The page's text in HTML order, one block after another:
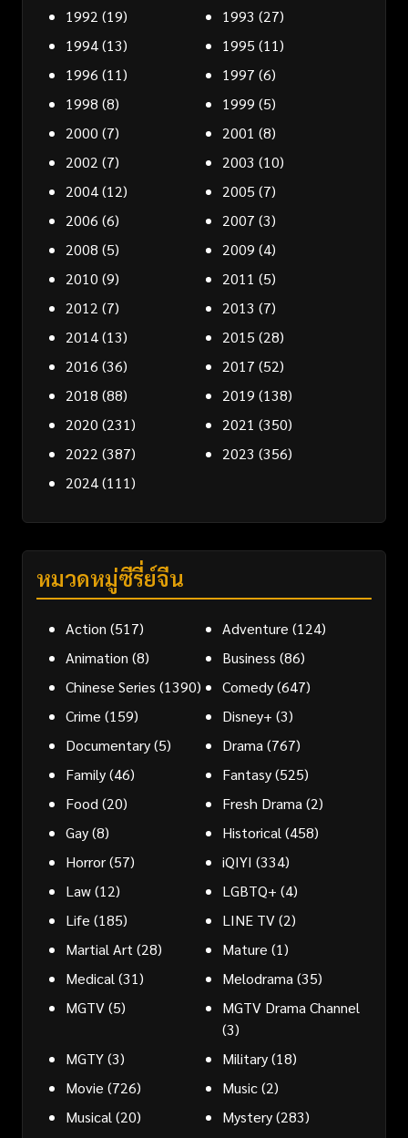
1992 (19) 1993 (27)
1994(13) 1995 (11)
1996 (11) 1997 (6)
1998 (8) 1999 (5)
2000 (7) 2001 (8)
2002 (7) 2003 (10)
2004(12) 2005 (7)
2006 (6) 2007 (3)
2008 (5) 2009 (4)
2010 (9) 2011 (5)
2012 (7) 2013 (7)
2014(13) 2015 (28)
2016 (36) 2017 (52)
2018 (88) 2019 (138)
2020 (231) 2021 (350)
2022 (387) 2023 (356)
2024(111)
หมวดหมู่ซีรี่ย์จีน
Action (517) Adventure (124)
Animation (8) Business (86)
Chinese Series (1390) Comedy(647)
Crime (159) Disney+ (3)
Documentary(5) Drama (767)
Family(46) Fantasy(525)
Food (20) Fresh Drama (2)
Gay(8) Historical (458)
Horror(57) iQIYI (334)
Law(12) LGBTQ+ (4)
Life (185) LINE TV(2)
Martial Art (28) Mature (1)
Medical (31) Melodrama (35)
MGTV(5)
MGTV Drama Channel
(3)
MGTY(3) Military(18)
Movie (726) Music(2)
Musical (20) Mystery(283)